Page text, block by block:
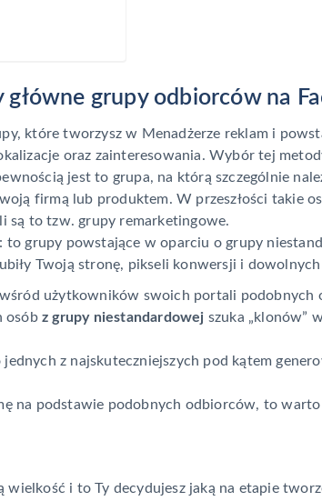
grupy odbiorców na
które tworzysz w Menadżerze reklam i
oraz zainteresowania. Wybór tej
jest to grupa, na którą szczególnie
firmą lub produktem. W przeszłości takie
są to tzw. grupy remarketingowe.
: to grupy powstające w oparciu o grupy
Twoją stronę, pikseli konwersji i
użytkowników swoich portali
osóbz grupy niestandardowej szuka „klonów”
z najskuteczniejszych pod kątem
na podstawie podobnych odbiorców, to
i to Ty decydujesz jaką na etapie